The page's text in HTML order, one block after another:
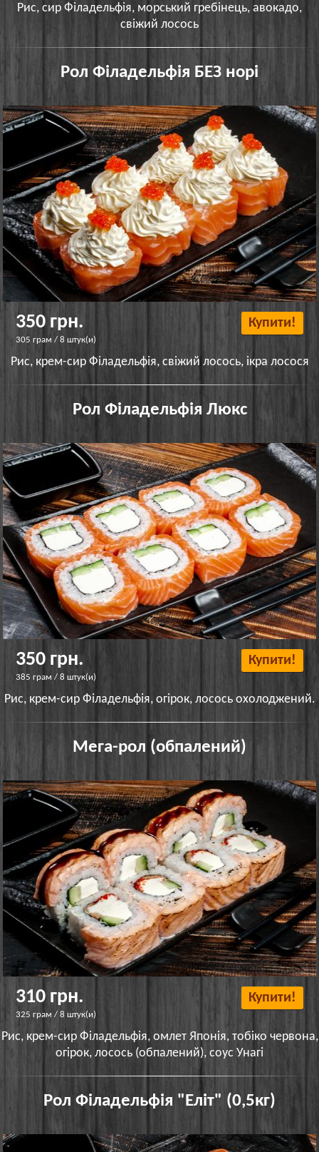
Рис, сир Філадельфія, морський гребінець, авокадо,
свіжий лосось
Рол Філадельфія БЕЗ норі
350 грн.
305 грам / 8 штук(и)
Купити!
Рис, крем-сир Філадельфія, свіжий лосось, ікра лосося
Рол Філадельфія Люкс
350 грн.
385 грам / 8 штук(и)
Купити!
Рис, крем-сир Філадельфія, огірок, лосось охолоджений.
Мега-рол (обпалений)
310 грн.
325 грам / 8 штук(и)
Купити!
Рис, крем-сир Філадельфія, омлет Японія, тобіко червона,
огірок, лосось (обпалений), соус Унагі
Рол Філадельфія "Еліт" (0,5кг)